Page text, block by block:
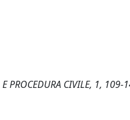
PROCEDURA CIVILE, 1, 109-